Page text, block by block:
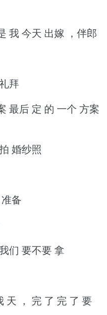
我 今天 出嫁 ，伴郎
拜
最后 定 的 一个 方案
婚纱照
备
们 要不要 拿
天 ， 完 了 完 了 要